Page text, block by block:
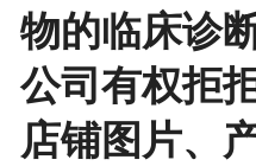
物的临床诊
公司有权拒
店铺图片、